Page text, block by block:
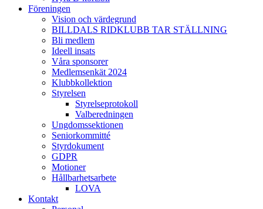
Föreningen
Vision och värdegrund
BILLDALS RIDKLUBB TAR STÄLLNING
Bli medlem
Ideell insats
Våra sponsorer
Medlemsenkät 2024
Klubbkollektion
Styrelsen
Styrelseprotokoll
Valberedningen
Ungdomssektionen
Seniorkommitté
Styrdokument
GDPR
Motioner
Hållbarhetsarbete
LOVA
Kontakt